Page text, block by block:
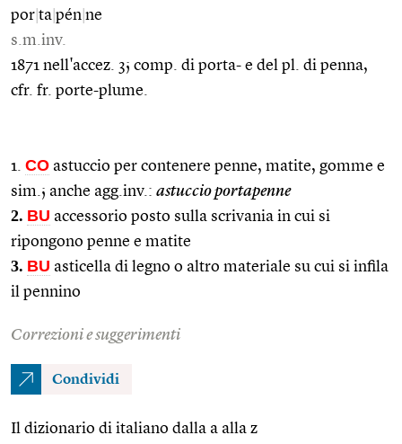
por ta pén ne
s.m.inv.
1871 nell'accez. 3; comp. di porta- e del pl. di penna,
cfr. fr. porte-plume.
1. CO astuccio per contenere penne, matite, gomme e
sim.; anche agg.inv.: astuccio portapenne
2. BU accessorio posto sulla scrivania in cui si
ripongono penne e matite
3. BU asticella di legno o altro materiale su cui si infila
il pennino
Correzioni e suggerimenti
Condividi
Il dizionario di italiano dalla a alla z